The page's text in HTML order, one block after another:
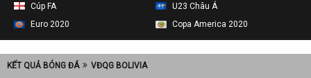
Cúp FA
U23 Châu Á
Euro 2020
Copa America 2020
KẾT QUẢ BÓNG ĐÁ VĐQG BOLIVIA